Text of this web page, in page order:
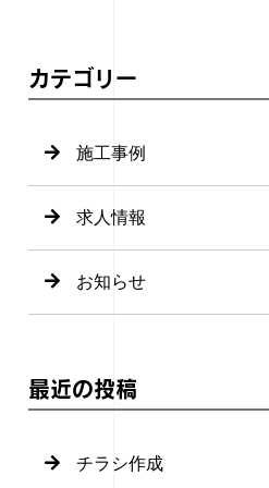
カテゴリー
施工事例
求人情報
お知らせ
最近の投稿
チラシ作成